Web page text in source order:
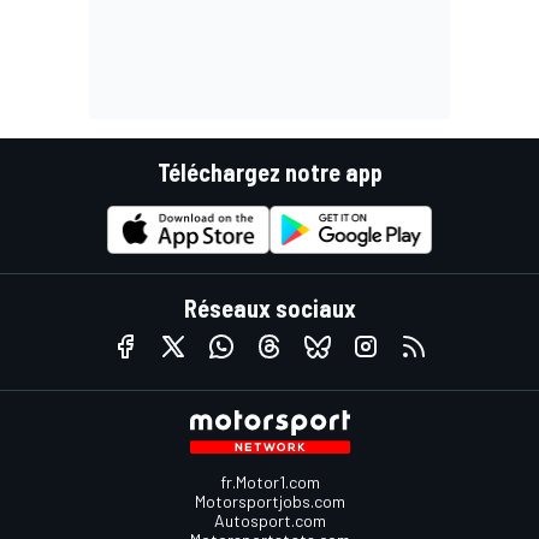
Téléchargez notre app
Réseaux sociaux
fr.Motor1.com
Motorsportjobs.com
Autosport.com